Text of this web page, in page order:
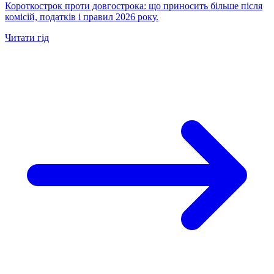
Короткострок проти довгострока: що приносить більше після
комісій, податків і правил 2026 року.
Читати гід